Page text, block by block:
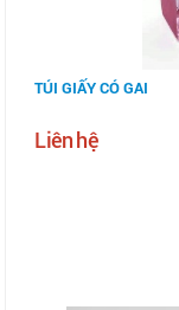
TÚI GIẤY CÓ GAI
Liên hệ